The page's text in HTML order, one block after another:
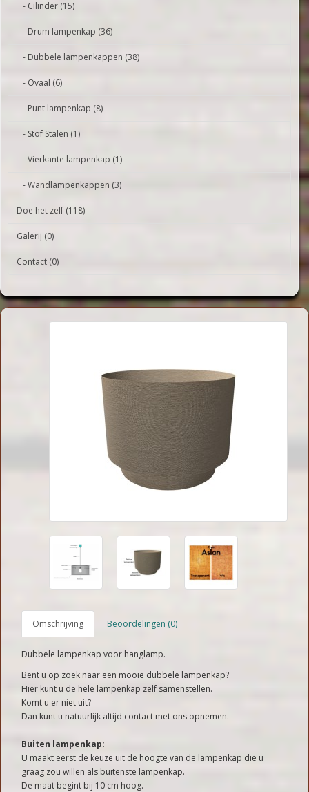
- Cilinder (15)
- Drum lampenkap (36)
- Dubbele lampenkappen (38)
- Ovaal (6)
- Punt lampenkap (8)
- Stof Stalen (1)
- Vierkante lampenkap (1)
- Wandlampenkappen (3)
Doe het zelf (118)
Galerij (0)
Contact (0)
Omschrijving Beoordelingen (0)
Dubbele lampenkap voor hanglamp.
Bent u op zoek naar een mooie dubbele lampenkap?
Hier kunt u de hele lampenkap zelf samenstellen.
​Komt u er niet uit?
Dan kunt u natuurlijk altijd contact met ons opnemen.
Buiten lampenkap:
U maakt eerst de keuze uit de hoogte van de lampenkap die u
graag zou willen als buitenste lampenkap.
De maat begint bij 10 cm hoog.